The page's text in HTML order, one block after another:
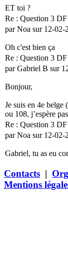
ET toi ?
Re : Question 3
par Noa sur 12-02-
Oh c'est bien ça
Re : Question 3
par Gabriel B sur
Bonjour,
Je suis en 4e belge
ou 108, j’espère
Re : Question 3
par Noa sur 12-02-
Gabriel, tu as eu
Contacts |
Mentions